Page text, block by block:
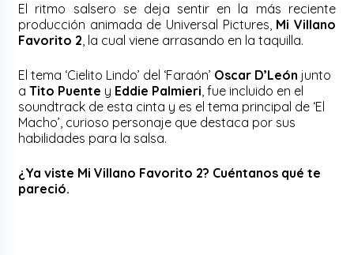
El ritmo salsero se deja sentir en la más reciente
producción animada de Universal Pictures, Mi Villano
Favorito 2, la cual viene arrasando en la taquilla.
El tema ‘Cielito Lindo’ del ‘Faraón’ Oscar D’León junto
aTito Puente y Eddie Palmieri, fue incluido en el
soundtrack de esta cinta y es el tema principal de ‘El
Macho’, curioso personaje que destaca por sus
habilidades para la salsa.
¿Ya viste Mi Villano Favorito 2? Cuéntanos qué te
pareció.